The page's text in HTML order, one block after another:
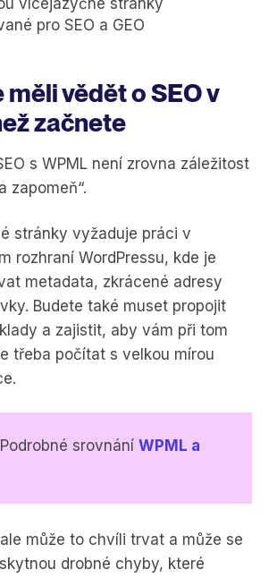
vícejazyčné stránky
pro SEO a GEO
vědět o SEO v
začnete
s WPML není zrovna záležitost
zapomeň“.
stránky vyžaduje práci v
rozhraní WordPressu, kde je
metadata, zkrácené adresy
Budete také muset propojit
a zajistit, aby vám při tom
třeba počítat s velkou mírou
Podrobné srovnání WPML a
může to chvíli trvat a může se
drobné chyby, které